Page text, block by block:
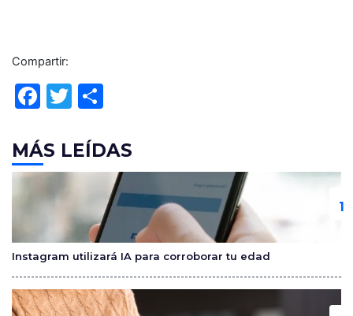
Compartir:
F
c
e
b
o
k
T
itt
er
m
p
ar
tir
MÁS LEÍDAS
Instagram utilizará IA para corroborar tu edad